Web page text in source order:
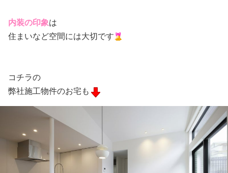
内装の印象は
住まいなど空間には大切です
コチラの
弊社施工物件のお宅も